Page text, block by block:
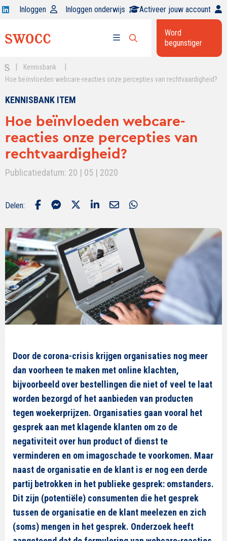
Open
op
Inloggen Inloggen onderwijs Activeer jouw account
Open
zoekbalk
Word
begunstiger
Kennisbank
Hoe beïnvloeden webcare-reacties onze percepties van rechtvaardigheid?
KENNISBANK ITEM
Hoe beïnvloeden webcare-
reacties onze percepties van
rechtvaardigheid?
Publicatiedatum: 20 | 05 | 2020
Delen:
Door de corona-crisis krijgen organisaties nog meer
dan voorheen te maken met online klachten,
bijvoorbeeld over bestellingen die niet of veel te laat
worden bezorgd of het aanbieden van producten
tegen woekerprijzen. Organisaties gaan vooral het
gesprek aan met klagende klanten om zo de
negativiteit over hun product of dienst te
verminderen en om imagoschade te voorkomen. Maar
naast de organisatie en de klant is er nog een derde
partij betrokken in het publieke gesprek: omstanders.
Dit zijn (potentiële) consumenten die het gesprek
tussen de organisatie en de klant meelezen en zich
(soms) mengen in het gesprek. Onderzoek heeft